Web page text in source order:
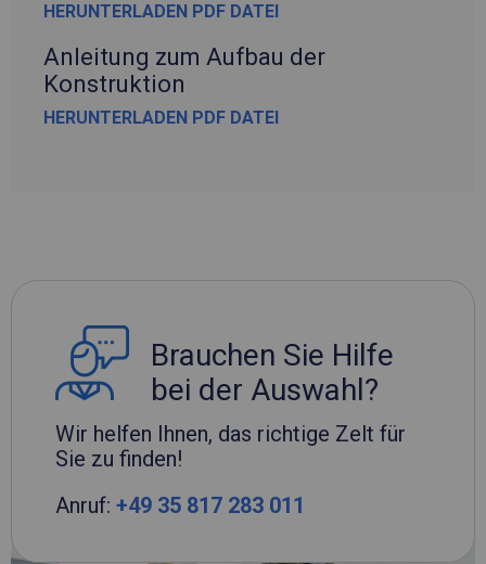
HERUNTERLADEN PDF DATEI
Anleitung zum Aufbau der
Konstruktion
HERUNTERLADEN PDF DATEI
Brauchen Sie Hilfe
bei der Auswahl?
Wir helfen Ihnen, das richtige Zelt für
Sie zu finden!
Anruf: +49 35 817 283 011